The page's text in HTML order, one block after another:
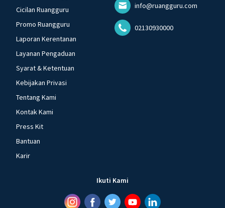
Cicilan Ruangguru
Promo Ruangguru
Laporan Kerentanan
Layanan Pengaduan
Syarat & Ketentuan
Kebijakan Privasi
Tentang Kami
Kontak Kami
Press Kit
Bantuan
Karir
info@ruangguru.com
02130930000
Ikuti Kami